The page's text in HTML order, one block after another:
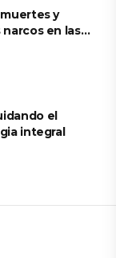
y
en las
el
integral